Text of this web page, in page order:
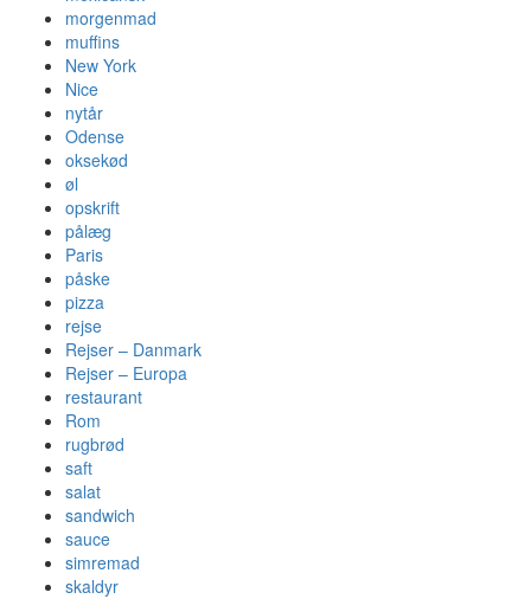
morgenmad
muffins
New York
Nice
nytår
Odense
oksekød
øl
opskrift
pålæg
Paris
påske
pizza
rejse
Rejser – Danmark
Rejser – Europa
restaurant
Rom
rugbrød
saft
salat
sandwich
sauce
simremad
skaldyr